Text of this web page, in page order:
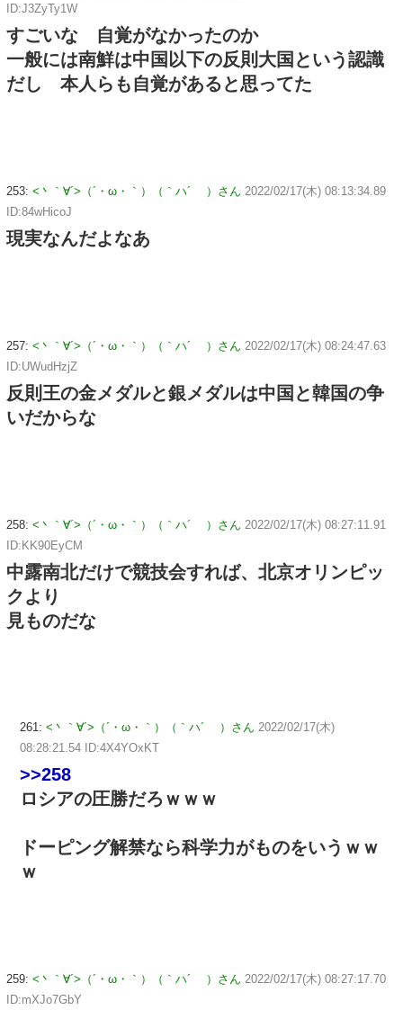
ID:J3ZyTy1W
すごいな 自覚がなかったのか
一般には南鮮は中国以下の反則大国という認識
だし 本人らも自覚があると思ってた
253: <丶｀∀´>（´・ω・｀）（｀ハ´ ）さん 2022/02/17(木) 08:13:34.89
ID:84wHicoJ
現実なんだよなあ
257: <丶｀∀´>（´・ω・｀）（｀ハ´ ）さん 2022/02/17(木) 08:24:47.63
ID:UWudHzjZ
反則王の金メダルと銀メダルは中国と韓国の争
いだからな
258: <丶｀∀´>（´・ω・｀）（｀ハ´ ）さん 2022/02/17(木) 08:27:11.91
ID:KK90EyCM
中露南北だけで競技会すれば、北京オリンピッ
クより
見ものだな
261: <丶｀∀´>（´・ω・｀）（｀ハ´ ）さん 2022/02/17(木)
08:28:21.54 ID:4X4YOxKT
>>258
ロシアの圧勝だろｗｗｗ
ドーピング解禁なら科学力がものをいうｗｗ
ｗ
259: <丶｀∀´>（´・ω・｀）（｀ハ´ ）さん 2022/02/17(木) 08:27:17.70
ID:mXJo7GbY